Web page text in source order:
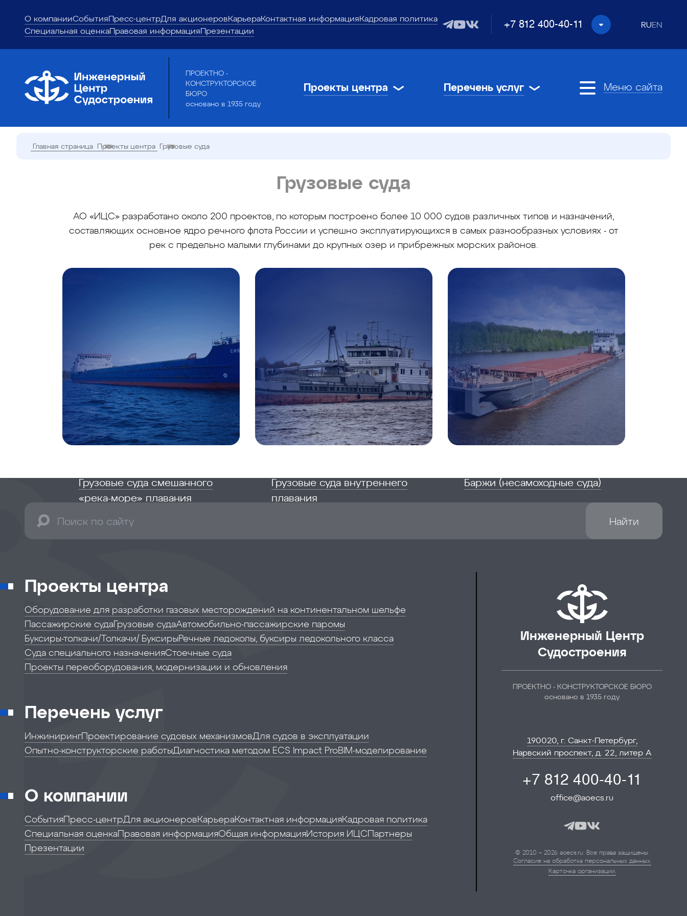
О компанииСобытияПресс-центрДля акционеровКарьераКонтактная информацияКадровая политика
Специальная оценкаПравовая информацияПрезентации +7 812 400-40-11 RUEN
ПРОЕКТНО -
КОНСТРУКТОРСКОЕ
БЮРО
основано в 1935 году
Проекты центра Перечень услуг Меню сайта
Главная страница Проекты центра Грузовые суда
Грузовые суда
АО «ИЦС» разработано около 200 проектов, по которым построено более 10 000 судов различных типов и назначений,
составляющих основное ядро речного флота России и успешно эксплуатирующихся в самых разнообразных условиях - от
рек с предельно малыми глубинами до крупных озер и прибрежных морских районов.
Грузовые суда смешанного
«река-море» плавания
Грузовые суда внутреннего
плавания
Баржи (несамоходные суда)
Найти
Проекты центра
Оборудование для разработки газовых месторождений на континентальном шельфе
Пассажирские судаГрузовые судаАвтомобильно-пассажирские паромы
Буксиры-толкачи/Толкачи/ БуксирыРечные ледоколы, буксиры ледокольного класса
Суда специального назначенияСтоечные суда
Проекты переоборудования, модернизации и обновления
Перечень услуг
ИнжинирингПроектирование судовых механизмовДля судов в эксплуатации
Опытно-конструкторские работыДиагностика методом ECS Impact ProBIM-моделирование
О компании
СобытияПресс-центрДля акционеровКарьераКонтактная информацияКадровая политика
Специальная оценкаПравовая информацияОбщая информацияИстория ИЦСПартнеры
Презентации
Инженерный Центр
Судостроения
ПРОЕКТНО - КОНСТРУКТОРСКОЕ БЮРО
основано в 1935 году
190020, г. Санкт-Петербург,
Нарвский проспект, д. 22, литер А
+7 812 400-40-11
office@aoecs.ru
© 2010 – 2026 aoecs.ru. Все права защищены.
Согласие на обработка персональных данных.
Карточка организации.